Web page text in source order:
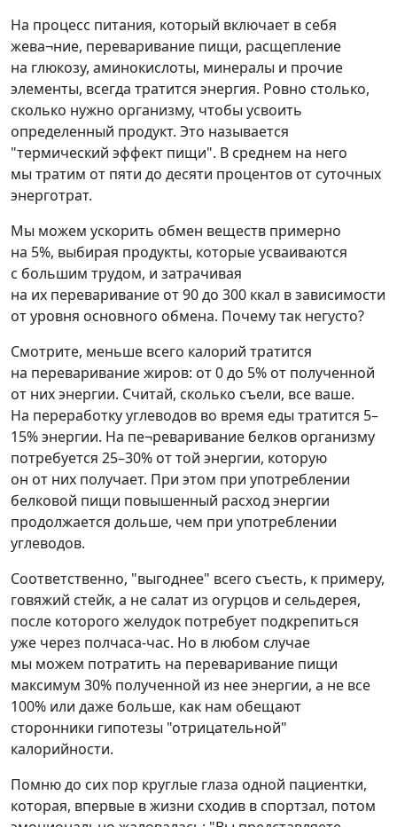
На процесс питания, который включает в себя
жева¬ние, переваривание пищи, расщепление
на глюкозу, аминокислоты, минералы и прочие
элементы, всегда тратится энергия. Ровно столько,
сколько нужно организму, чтобы усвоить
определенный продукт. Это называется
"термический эффект пищи". В среднем на него
мы тратим от пяти до десяти процентов от суточных
энерготрат.
Мы можем ускорить обмен веществ примерно
на 5%, выбирая продукты, которые усваиваются
с большим трудом, и затрачивая
на их переваривание от 90 до 300 ккал в зависимости
от уровня основного обмена. Почему так негусто?
Смотрите, меньше всего калорий тратится
на переваривание жиров: от 0 до 5% от полученной
от них энергии. Считай, сколько съели, все ваше.
На переработку углеводов во время еды тратится 5–
15% энергии. На пе¬реваривание белков организму
потребуется 25–30% от той энергии, которую
он от них получает. При этом при употреблении
белковой пищи повышенный расход энергии
продолжается дольше, чем при употреблении
углеводов.
Соответственно, "выгоднее" всего съесть, к примеру,
говяжий стейк, а не салат из огурцов и сельдерея,
после которого желудок потребует подкрепиться
уже через полчаса-час. Но в любом случае
мы можем потратить на переваривание пищи
максимум 30% полученной из нее энергии, а не все
100% или даже больше, как нам обещают
сторонники гипотезы "отрицательной"
калорийности.
Помню до сих пор круглые глаза одной пациентки,
которая, впервые в жизни сходив в спортзал, потом